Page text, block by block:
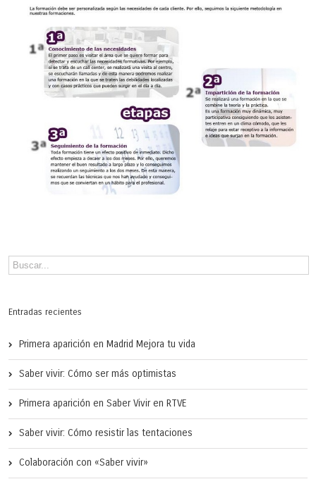
Entradas recientes
Primera aparición en Madrid Mejora tu vida
Saber vivir: Cómo ser más optimistas
Primera aparición en Saber Vivir en RTVE
Saber vivir: Cómo resistir las tentaciones
Colaboración con «Saber vivir»